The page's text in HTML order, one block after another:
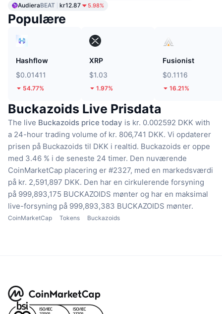
AudieraBEAT kr12.87 5.98%
Populære
Hashflow
$0.01411
54.77%
XRP
$1.03
1.97%
Fusionist
$0.1116
16.21%
Buckazoids Live Prisdata
The live Buckazoids price today is kr. 0.002592 DKK with
a 24-hour trading volume of kr. 806,741 DKK. Vi opdaterer
prisen på Buckazoids til DKK i realtid. Buckazoids er oppe
med 3.46 % i de seneste 24 timer. Den nuværende
CoinMarketCap placering er #2327, med en markedsværdi
på kr. 2,591,897 DKK. Den har en cirkulerende forsyning
på 999,893,175 BUCKAZOIDS mønter og har en maksimal
live-forsyning på 999,893,383 BUCKAZOIDS mønter.
CoinMarketCap Tokens Buckazoids